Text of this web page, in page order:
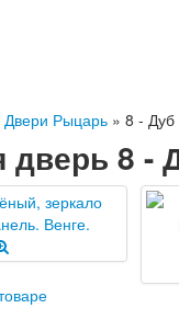
Двери Рыцарь » 8 - Дуб
дверь 8 -